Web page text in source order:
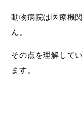
動物病院は医療機
ん。
その点を理解して
ます。